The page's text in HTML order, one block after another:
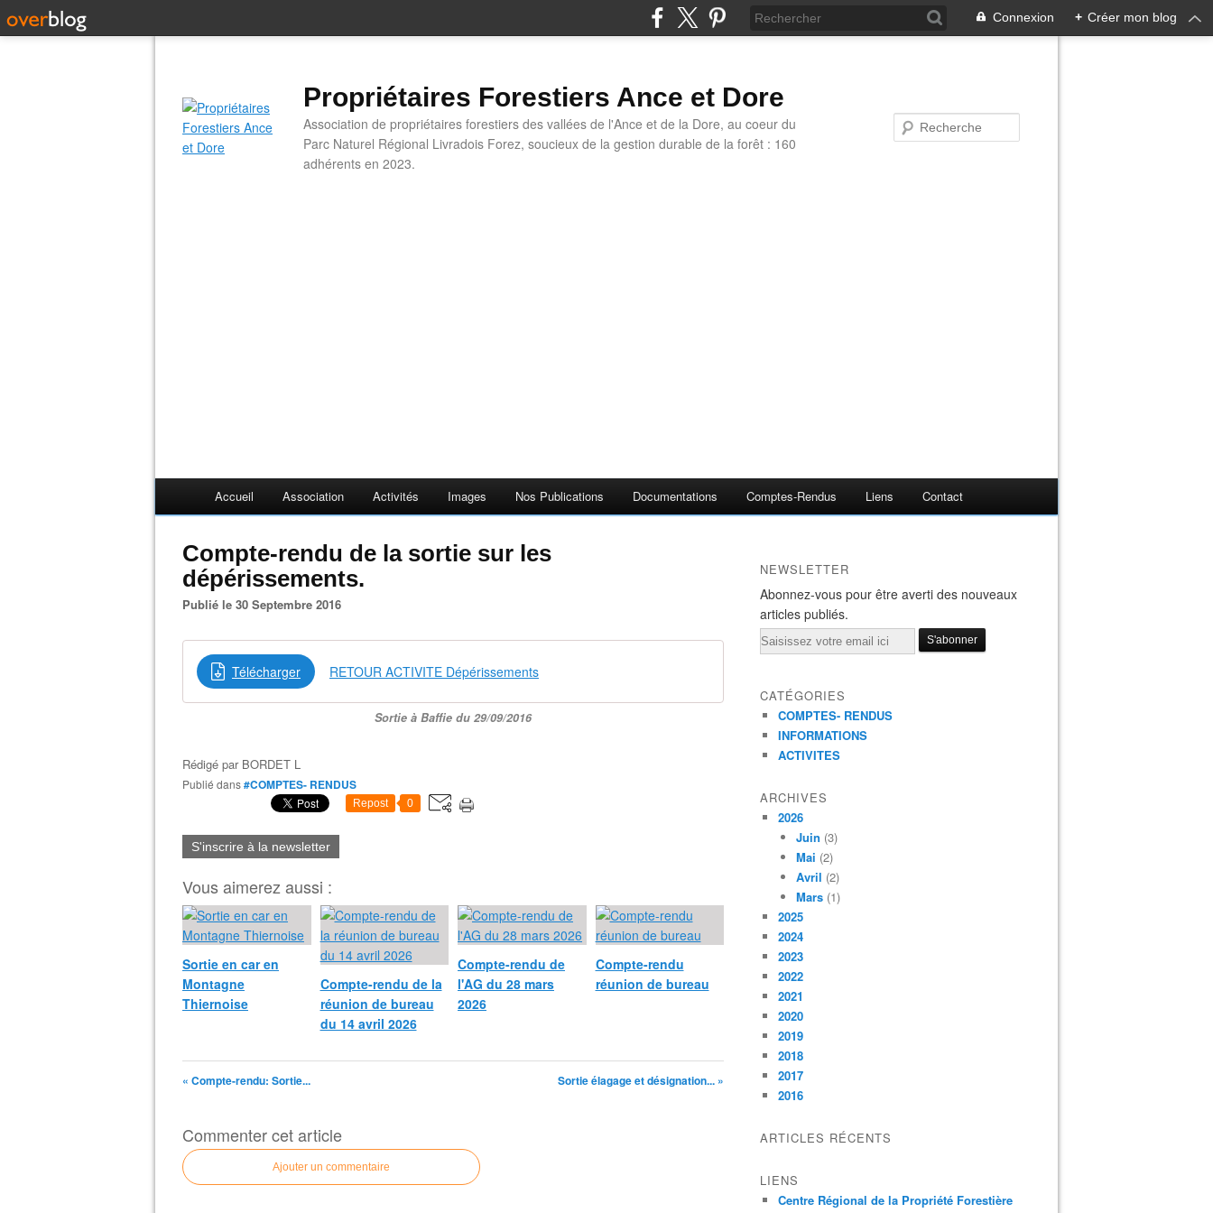
Connexion + Créer mon blog
Propriétaires Forestiers Ance et Dore
Association de propriétaires forestiers des vallées de l'Ance et de la Dore, au coeur du
Parc Naturel Régional Livradois Forez, soucieux de la gestion durable de la forêt : 160
adhérents en 2023.
Accueil Association Activités Images Nos Publications Documentations Comptes-Rendus Liens Contact
Compte-rendu de la sortie sur les
dépérissements.
Publié le 30 Septembre 2016
Télécharger RETOUR ACTIVITE Dépérissements
Sortie à Baffie du 29/09/2016
Rédigé par BORDET L
Publié dans#COMPTES- RENDUS
Repost 0
S'inscrire à la newsletter
Vous aimerez aussi :
Sortie en car en
Montagne
Thiernoise
Compte-rendu de la
réunion de bureau
du 14 avril 2026
Compte-rendu de
l'AG du 28 mars
2026
Compte-rendu
réunion de bureau
« Compte-rendu: Sortie... Sortie élagage et désignation... »
Commenter cet article
Ajouter un commentaire
NEWSLETTER
Abonnez-vous pour être averti des nouveaux
articles publiés.
Email
CATÉGORIES
COMPTES- RENDUS
INFORMATIONS
ACTIVITES
ARCHIVES
2026
Juin (3)
Mai (2)
Avril (2)
Mars (1)
2025
2024
2023
2022
2021
2020
2019
2018
2017
2016
ARTICLES RÉCENTS
LIENS
Centre Régional de la Propriété Forestière